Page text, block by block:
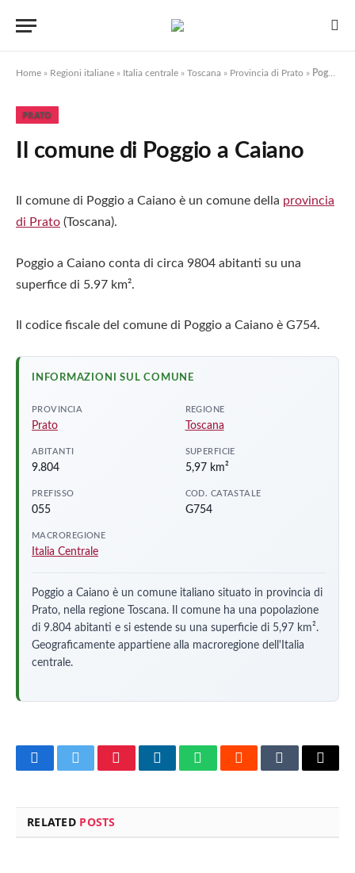
Home » Regioni italiane » Italia centrale » Toscana » Provincia di Prato » Poggio a Caiano
PRATO
Il comune di Poggio a Caiano
Il comune di Poggio a Caiano è un comune della provincia
di Prato (Toscana).
Poggio a Caiano conta di circa 9804 abitanti su una
superfice di 5.97 km².
Il codice fiscale del comune di Poggio a Caiano è G754.
INFORMAZIONI SUL COMUNE
PROVINCIA
Prato
REGIONE
Toscana
ABITANTI
9.804
SUPERFICIE
5,97 km²
PREFISSO
055
COD. CATASTALE
G754
MACROREGIONE
Italia Centrale
Poggio a Caiano è un comune italiano situato in provincia di
Prato, nella regione Toscana. Il comune ha una popolazione
di 9.804 abitanti e si estende su una superficie di 5,97 km².
Geograficamente appartiene alla macroregione dell'Italia
centrale.
FacebookTwitterPinterestLinkedInWhatsAppRedditTumblrEmail
RELATED POSTS